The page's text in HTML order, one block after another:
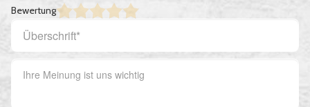
Gastspiele
Gutscheine
Bewertung